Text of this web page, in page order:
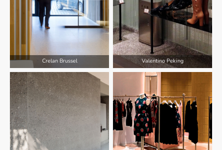
Crelan Brussel Valentino Peking